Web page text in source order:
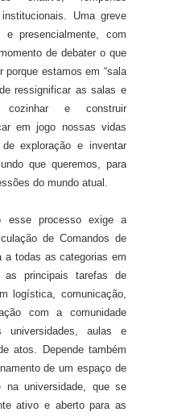
Uma greve
presencialmente, com
de debater o que
porque estamos em “sala
ressignificar as salas e
e construir
em jogo nossas vidas
exploração e inventar
que queremos, para
do mundo atual.
esse processo exige a
de Comandos de
a todas as categorias em
principais tarefas de
logística, comunicação,
com a comunidade
aulas e
atos. Depende também
de um espaço de
na universidade, que se
ativo e aberto para as